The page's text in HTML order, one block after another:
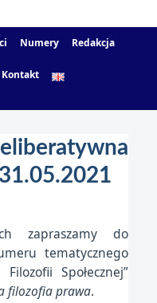
Numery Redakcja
Kontakt
zapraszamy do
tematycznego
Społecznej”
filozofia prawa.